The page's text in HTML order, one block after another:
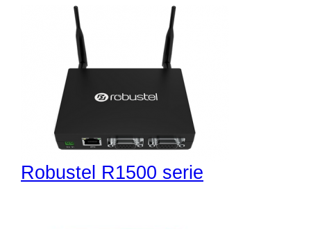
Robustel R1500 serie